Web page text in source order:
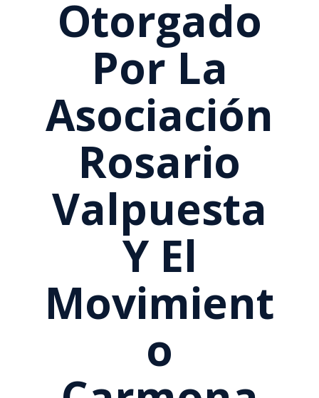
Otorgado
Por La
Asociación
Rosario
Valpuesta
Y El
Movimient
O